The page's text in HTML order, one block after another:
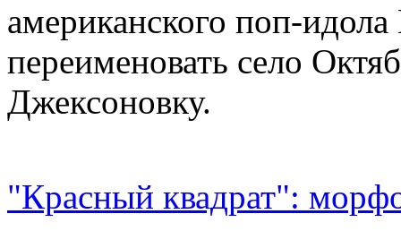
американского поп-
переименовать село
Джексоновку.
"Красный квадрат":